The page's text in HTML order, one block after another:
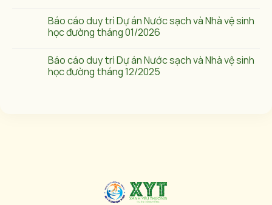
Báo cáo duy trì Dự án Nước sạch và Nhà vệ sinh
học đường tháng 01/2026
Báo cáo duy trì Dự án Nước sạch và Nhà vệ sinh
học đường tháng 12/2025